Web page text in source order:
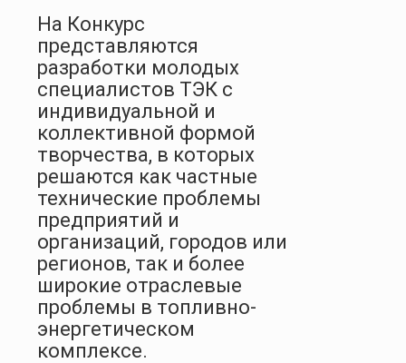
На Конкурс
представляются
разработки молодых
специалистов ТЭК с
индивидуальной и
коллективной формой
творчества, в которых
решаются как частные
технические проблемы
предприятий и
организаций, городов или
регионов, так и более
широкие отраслевые
проблемы в топливно-
энергетическом
комплексе.